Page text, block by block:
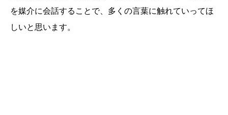
を媒介に会話することで、多くの言葉に触れていってほ
しいと思います。